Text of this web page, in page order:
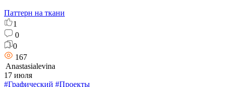
Паттерн на ткани
1
0
0
167
Anastasialevina
17 июля
#Графический #Проекты